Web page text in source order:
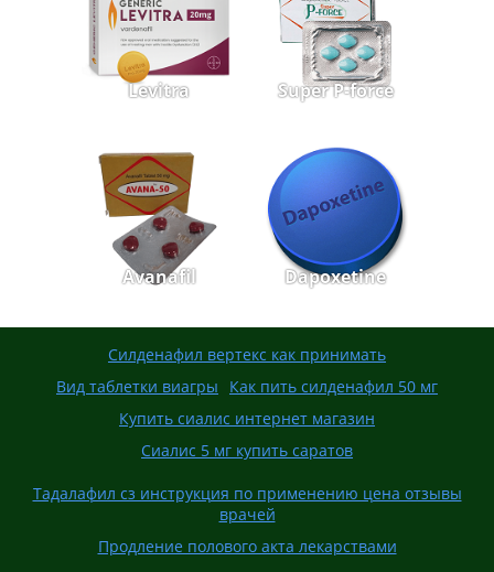
Levitra Super P-force
Avanafil Dapoxetine
Силденафил вертекс как принимать
Вид таблетки виагры
Как пить силденафил 50 мг
Купить сиалис интернет магазин
Сиалис 5 мг купить саратов
Тадалафил сз инструкция по применению цена отзывы
врачей
Продление полового акта лекарствами